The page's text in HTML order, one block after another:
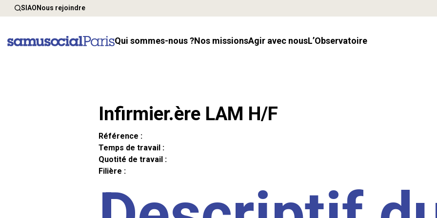
SIAONous rejoindre
Qui sommes-nous ? Nos missions Agir avec nous l’Observatoire
Infirmier.ère LAM H/F
Référence :
Temps de travail :
Quotité de travail :
Filière :